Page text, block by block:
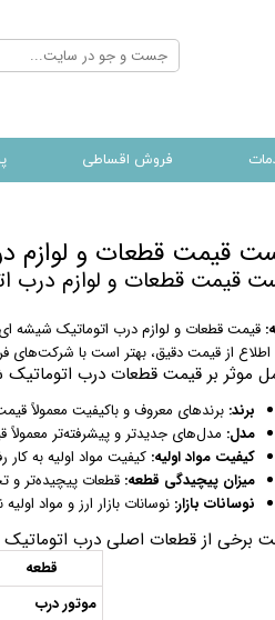
فروش اقساطی
قیمت قطعات و لوازم
قیمت قطعات و لوازم درب
قیمت قطعات و لوازم درب اتوماتیک شیشه ای
اطلاع از قیمت دقیق، بهتر است با
موثر بر قیمت قطعات درب
برند: برندهای معروف و باکیفیت معمولاً
مدل: مدل‌های جدیدتر و پیشرفته‌تر معمولاً
کیفیت مواد اولیه: کیفیت مواد اولیه به
میزان پیچیدگی قطعه: قطعات پیچیده‌تر و
نوسانات بازار: نوسانات بازار ارز و مواد
برخی از قطعات اصلی درب
قطعه
موتور درب